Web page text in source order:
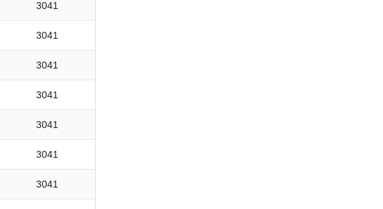
3041
3041
3041
3041
3041
3041
3041